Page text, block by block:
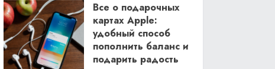
Все о подарочных
картах Apple:
удобный способ
пополнить баланс и
подарить радость